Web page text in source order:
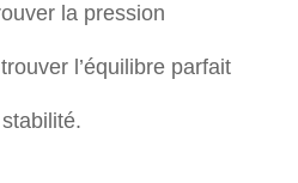
la pression
l’équilibre parfait